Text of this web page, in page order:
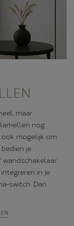
maar
nog
ook mogelijk om
je
in je
switch. Dan